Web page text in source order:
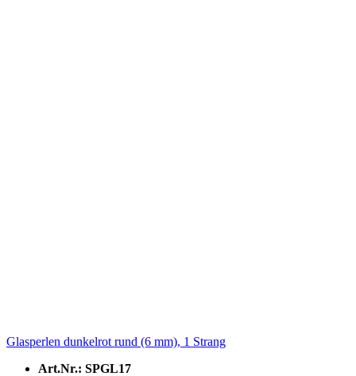
Glasperlen dunkelrot rund (6 mm), 1 Strang
Art.Nr.: SPGL17